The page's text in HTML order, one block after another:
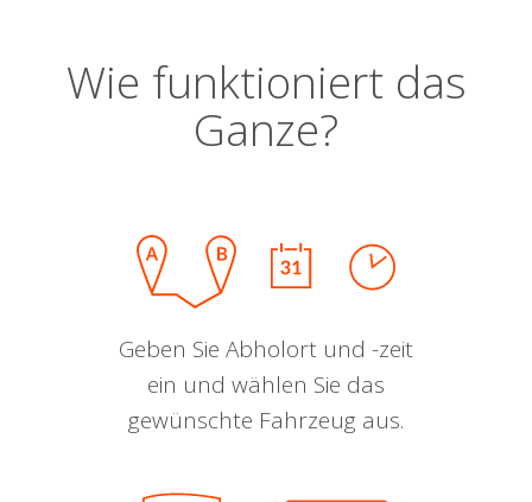
Wie funktioniert das
Ganze?
Geben Sie Abholort und -zeit
ein und wählen Sie das
gewünschte Fahrzeug aus.